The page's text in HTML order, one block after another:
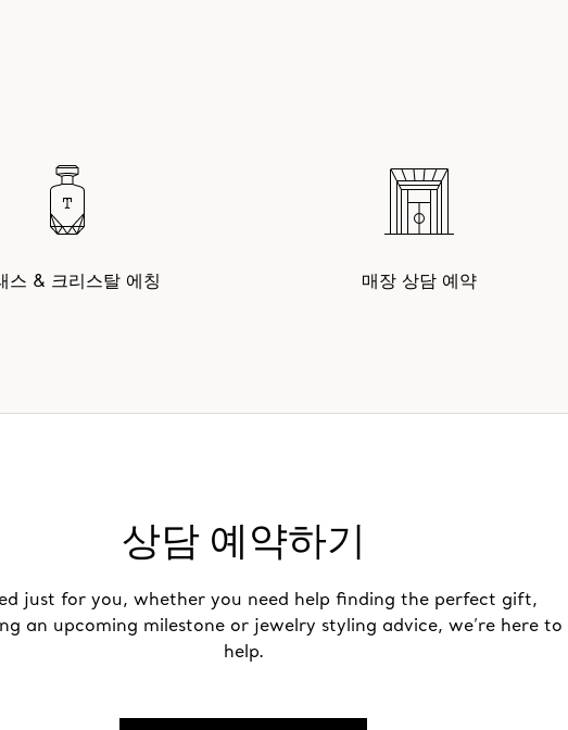
스 & 크리스탈 에칭 매장 상담 예약
상담 예약하기
just for you, whether you need help finding the perfect gift,
an upcoming milestone or jewelry styling advice, we’re here to
help.